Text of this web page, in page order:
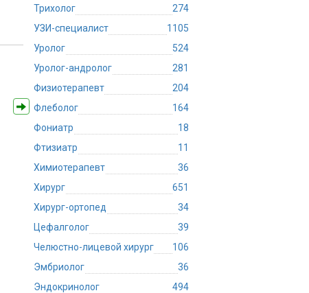
Трихолог
274
УЗИ-специалист
1105
Уролог
524
Уролог-андролог
281
Физиотерапевт
204
Флеболог
164
Фониатр
18
Фтизиатр
11
Химиотерапевт
36
Хирург
651
Хирург-ортопед
34
Цефалголог
39
Челюстно-лицевой хирург
106
Эмбриолог
36
Эндокринолог
494